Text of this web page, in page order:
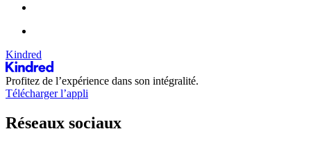
Kindred
Profitez de l’expérience dans son intégralité.
Télécharger l’appli
Réseaux sociaux